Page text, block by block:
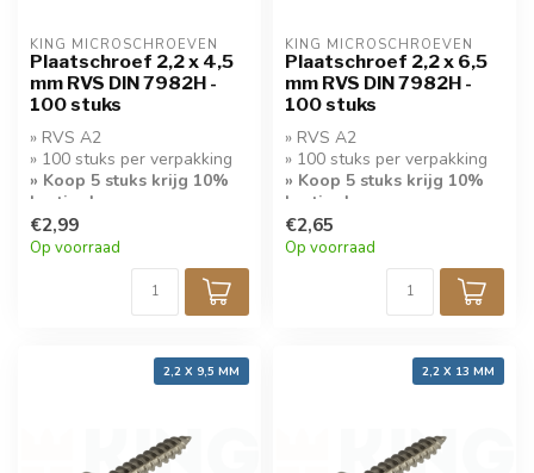
KING MICROSCHROEVEN
Plaatschroef 2,2 x 4,5
mm RVS DIN 7982H -
100 stuks
» RVS A2
» 100 stuks per verpakking
» Koop 5 stuks krijg 10%
korting!
€2,99
Op voorraad
KING MICROSCHROEVEN
Plaatschroef 2,2 x 6,5
mm RVS DIN 7982H -
100 stuks
» RVS A2
» 100 stuks per verpakking
» Koop 5 stuks krijg 10%
korting!
€2,65
Op voorraad
2,2 X 9,5 MM 2,2 X 13 MM